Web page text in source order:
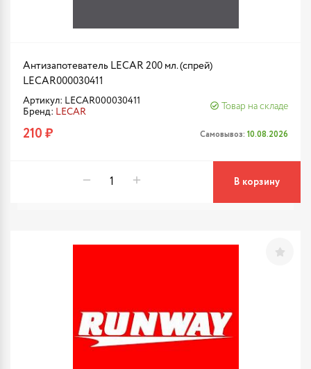
Антизапотеватель LECAR 200 мл. (спрей)
LECAR000030411
Артикул: LECAR000030411
Бренд: LECAR
Товар на складе
210 ₽ Самовывоз: 10.08.2026
В корзину